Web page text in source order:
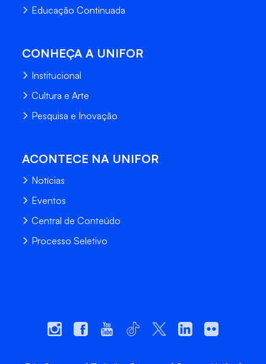
Educação Continuada
CONHEÇA A UNIFOR
Institucional
Cultura e Arte
Pesquisa e Inovação
ACONTECE NA UNIFOR
Notícias
Eventos
Central de Conteúdo
Processo Seletivo